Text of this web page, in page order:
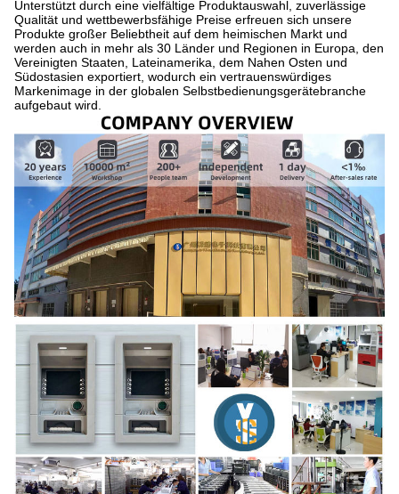
Unterstützt durch eine vielfältige Produktauswahl, zuverlässige
Qualität und wettbewerbsfähige Preise erfreuen sich unsere
Produkte großer Beliebtheit auf dem heimischen Markt und
werden auch in mehr als 30 Länder und Regionen in Europa, den
Vereinigten Staaten, Lateinamerika, dem Nahen Osten und
Südostasien exportiert, wodurch ein vertrauenswürdiges
Markenimage in der globalen Selbstbedienungsgerätebranche
aufgebaut wird.